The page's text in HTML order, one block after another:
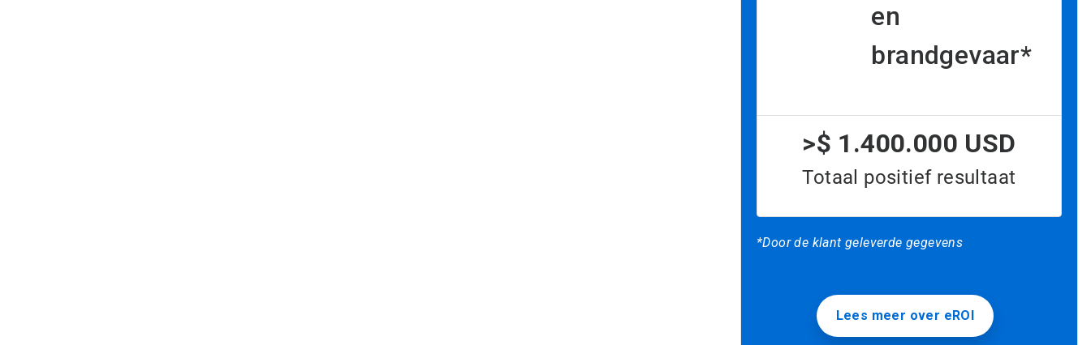
en
brandgevaar*
>$ 1.400.000 USD
Totaal positief resultaat
*Door de klant geleverde gegevens
Lees meer over eROI